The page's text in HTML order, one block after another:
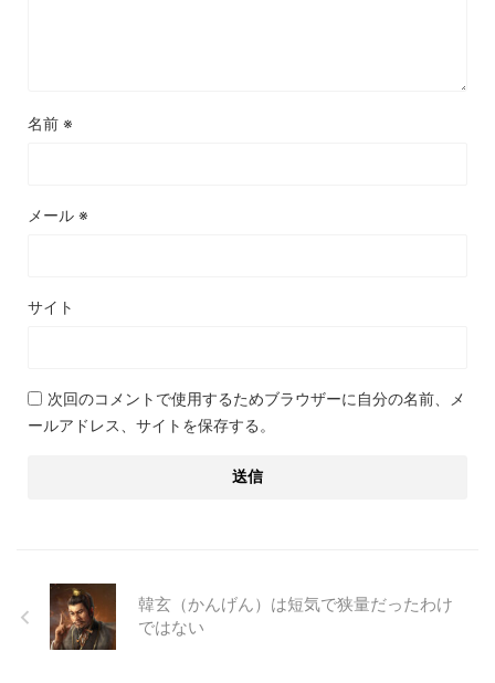
名前 ※
メール ※
サイト
次回のコメントで使用するためブラウザーに自分の名前、メ
ールアドレス、サイトを保存する。
韓玄（かんげん）は短気で狭量だったわけ
ではない